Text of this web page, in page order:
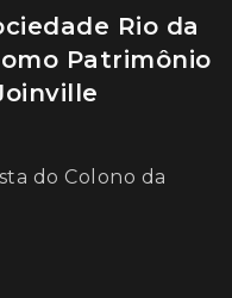
Rio da
Patrimônio
do Colono da